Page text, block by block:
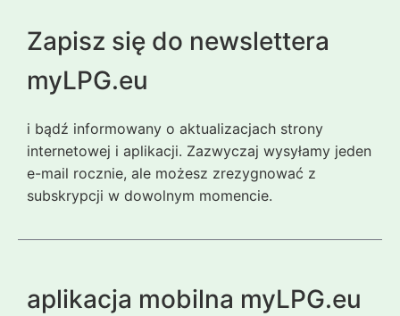
Zapisz się do newslettera
myLPG.eu
i bądź informowany o aktualizacjach strony
internetowej i aplikacji. Zazwyczaj wysyłamy jeden
e-mail rocznie, ale możesz zrezygnować z
subskrypcji w dowolnym momencie.
aplikacja mobilna myLPG.eu